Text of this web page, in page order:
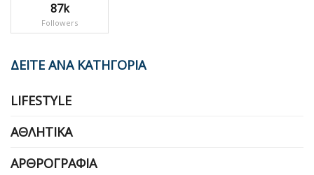
87k
Followers
ΔΕΙΤΕ ΑΝΑ ΚΑΤΗΓΟΡΙΑ
LIFESTYLE
ΑΘΛΗΤΙΚΆ
ΑΡΘΡΟΓΡΑΦΊΑ